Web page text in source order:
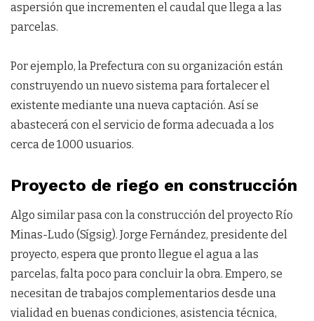
aspersión que incrementen el caudal que llega a las
parcelas.
Por ejemplo, la Prefectura con su organización están
construyendo un nuevo sistema para fortalecer el
existente mediante una nueva captación. Así se
abastecerá con el servicio de forma adecuada a los
cerca de 1.000 usuarios.
Proyecto de riego en construcción
Algo similar pasa con la construcción del proyecto Río
Minas-Ludo (Sígsig). Jorge Fernández, presidente del
proyecto, espera que pronto llegue el agua a las
parcelas, falta poco para concluir la obra. Empero, se
necesitan de trabajos complementarios desde una
vialidad en buenas condiciones, asistencia técnica,